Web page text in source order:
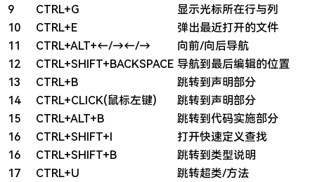
9
CTRL+G
显示光标所在行与列
10
CTRL+E
弹出最近打开的文件
11
CTRL+ALT+←/→←/→
向前/向后导航
12
CTRL+SHIFT+BACKSPACE 导航到最后编辑的位置
13
CTRL+B
跳转到声明部分
14
CTRL+CLICK(鼠标左键)
跳转到声明部分
15
CTRL+ALT+B
跳转到代码实施部分
16
CTRL+SHIFT+I
打开快速定义查找
16
CTRL+SHIFT+B
跳转到类型说明
17
CTRL+U
跳转超类/方法